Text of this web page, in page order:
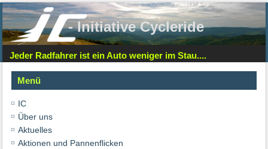
- Initiative Cycleride
Jeder Radfahrer ist ein Auto weniger im Stau....
Menü
IC
Über uns
Aktuelles
Aktionen und Pannenflicken